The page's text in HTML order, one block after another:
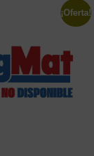
¡Oferta!